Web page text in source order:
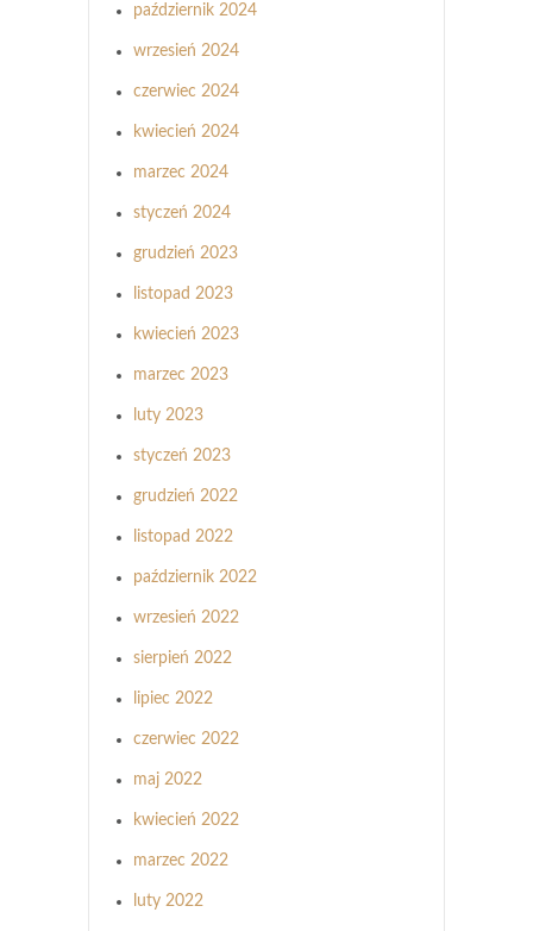
październik 2024
wrzesień 2024
czerwiec 2024
kwiecień 2024
marzec 2024
styczeń 2024
grudzień 2023
listopad 2023
kwiecień 2023
marzec 2023
luty 2023
styczeń 2023
grudzień 2022
listopad 2022
październik 2022
wrzesień 2022
sierpień 2022
lipiec 2022
czerwiec 2022
maj 2022
kwiecień 2022
marzec 2022
luty 2022